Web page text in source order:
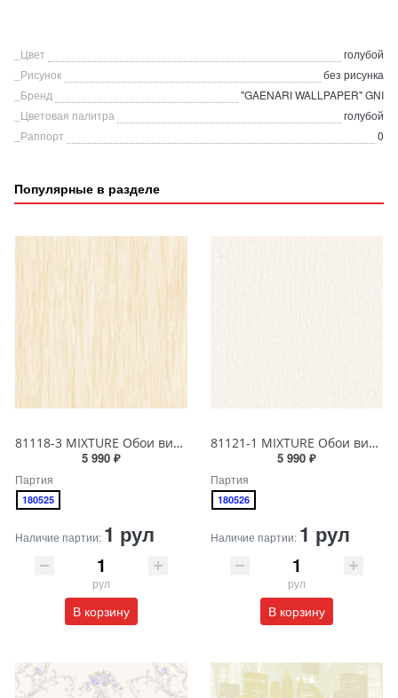
_Цвет
голубой
_Рисунок
без рисунка
_Бренд
"GAENARI WALLPAPER" GNI
_Цветовая палитра
голубой
_Раппорт
0
Популярные в разделе
81118-3 MIXTURE Обои виниловые на бумажной основе 1.06*15.5
5 990 ₽
Партия
180525
Наличие партии: 1 рул
рул
В корзину
81121-1 MIXTURE Обои виниловые на бумажной основе 1.06*15.5
5 990 ₽
Партия
180526
Наличие партии: 1 рул
рул
В корзину